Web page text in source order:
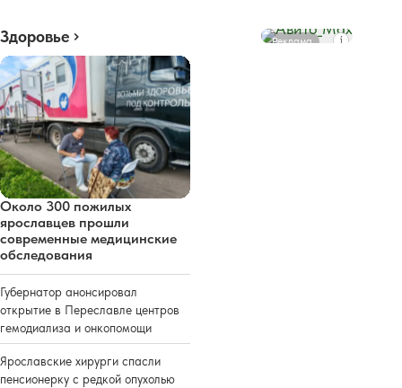
Здоровье
Около 300 пожилых
ярославцев прошли
современные медицинские
обследования
Губернатор анонсировал
открытие в Переславле центров
гемодиализа и онкопомощи
Ярославские хирурги спасли
пенсионерку с редкой опухолью
Реклама